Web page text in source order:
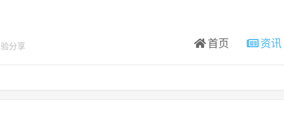
分享
首页 资讯